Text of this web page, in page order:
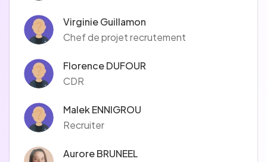
Virginie Guillamon
Chef de projet recrutement
Florence DUFOUR
CDR
Malek ENNIGROU
Recruiter
Aurore BRUNEEL